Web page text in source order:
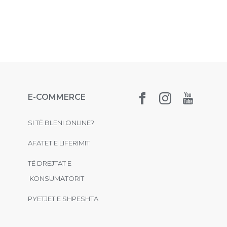
E-COMMERCE
SI TË BLENI ONLINE?
AFATET E LIFERIMIT
TË DREJTAT E
KONSUMATORIT
PYETJET E SHPESHTA